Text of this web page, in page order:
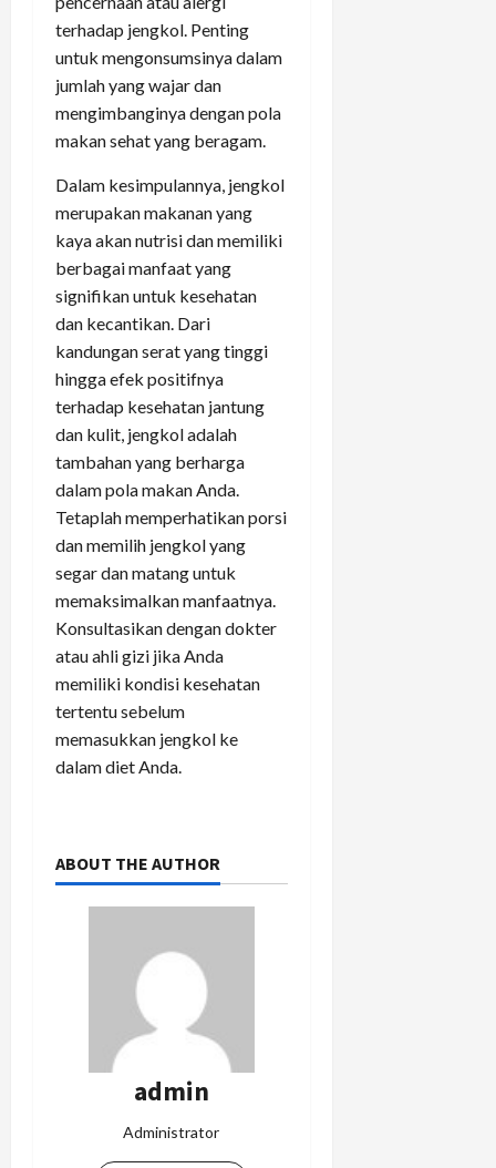
terhadap jengkol. Penting
untuk mengonsumsinya dalam
jumlah yang wajar dan
mengimbanginya dengan pola
makan sehat yang beragam.
Dalam kesimpulannya, jengkol
merupakan makanan yang
kaya akan nutrisi dan memiliki
berbagai manfaat yang
signifikan untuk kesehatan
dan kecantikan. Dari
kandungan serat yang tinggi
hingga efek positifnya
terhadap kesehatan jantung
dan kulit, jengkol adalah
tambahan yang berharga
dalam pola makan Anda.
Tetaplah memperhatikan porsi
dan memilih jengkol yang
segar dan matang untuk
memaksimalkan manfaatnya.
Konsultasikan dengan dokter
atau ahli gizi jika Anda
memiliki kondisi kesehatan
tertentu sebelum
memasukkan jengkol ke
dalam diet Anda.
ABOUT THE AUTHOR
admin
Administrator